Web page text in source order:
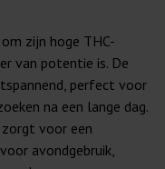
zijn hoge THC-
van potentie is. De
perfect voor
na een lange dag.
voor een
avondgebruik,